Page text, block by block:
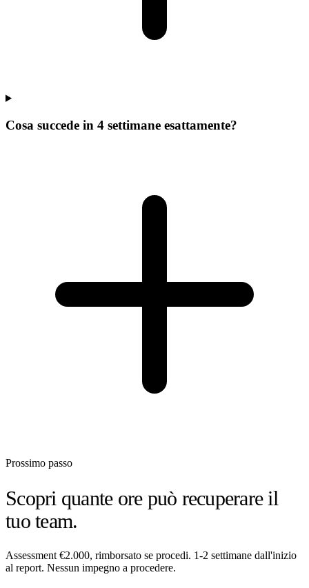
Cosa succede in 4 settimane esattamente?
Prossimo passo
Scopri quante ore può recuperare il
tuo team.
Assessment €2.000, rimborsato se procedi. 1-2 settimane dall'inizio
al report. Nessun impegno a procedere.